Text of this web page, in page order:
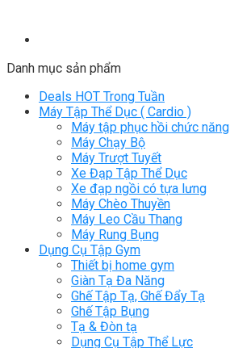
Danh mục sản phẩm
Deals HOT Trong Tuần
Máy Tập Thể Dục ( Cardio )
Máy tập phục hồi chức năng
Máy Chạy Bộ
Máy Trượt Tuyết
Xe Đạp Tập Thể Dục
Xe đạp ngồi có tựa lưng
Máy Chèo Thuyền
Máy Leo Cầu Thang
Máy Rung Bụng
Dụng Cụ Tập Gym
Thiết bị home gym
Giàn Tạ Đa Năng
Ghế Tập Tạ, Ghế Đẩy Tạ
Ghế Tập Bụng
Tạ & Đòn tạ
Dụng Cụ Tập Thể Lực